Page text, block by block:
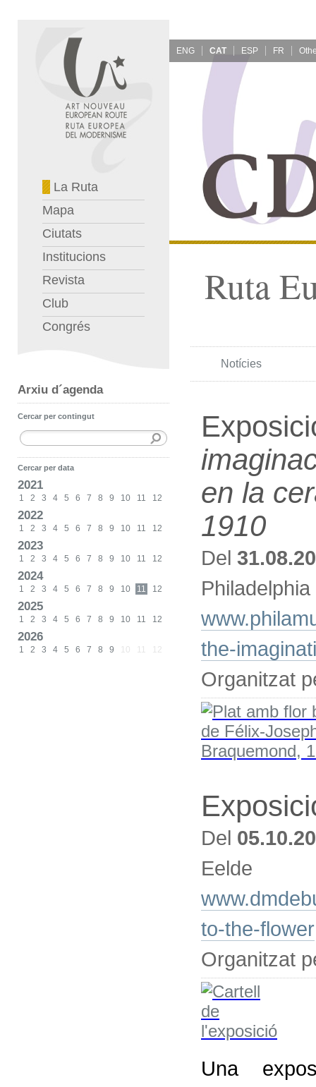
La Ruta
Mapa
Ciutats
Institucions
Revista
Club
Congrés
Arxiu d´agenda
Cercar per contingut
Cercar per data
2021
1 2 3 4 5 6 7 8 9 10 11 12
2022
1 2 3 4 5 6 7 8 9 10 11 12
2023
1 2 3 4 5 6 7 8 9 10 11 12
2024
1 2 3 4 5 6 7 8 9 10 11 12
2025
1 2 3 4 5 6 7 8 9 10 11 12
2026
1 2 3 4 5 6 7 8 9 10 11 12
ENG CAT ESP FR
Ruta
Notícies
en la
1910
Del
the-
Organitzat
Del
Eelde
to-the-flower
Organitzat
Una